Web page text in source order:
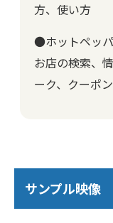
方、使い方
●ホットペッ
お店の検索、
ーク、クーポン
サンプル映像